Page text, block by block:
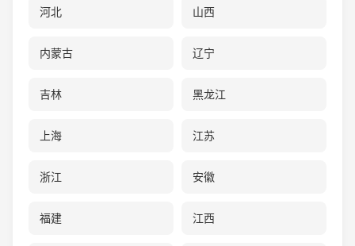
河北 山西
内蒙古 辽宁
吉林 黑龙江
上海 江苏
浙江 安徽
福建 江西